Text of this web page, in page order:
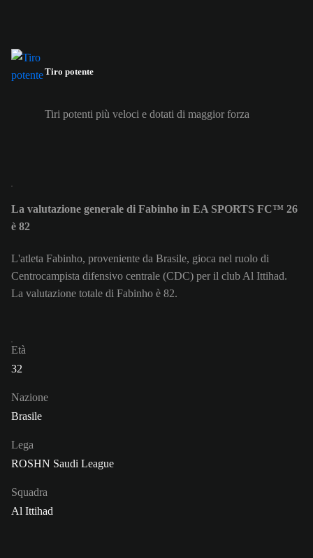
Tiro potente
Tiri potenti più veloci e dotati di maggior forza
La valutazione generale di Fabinho in EA SPORTS FC™ 26
è 82
L'atleta Fabinho, proveniente da Brasile, gioca nel ruolo di
Centrocampista difensivo centrale (CDC) per il club Al Ittihad.
La valutazione totale di Fabinho è 82.
Età
32
Nazione
Brasile
Lega
ROSHN Saudi League
Squadra
Al Ittihad